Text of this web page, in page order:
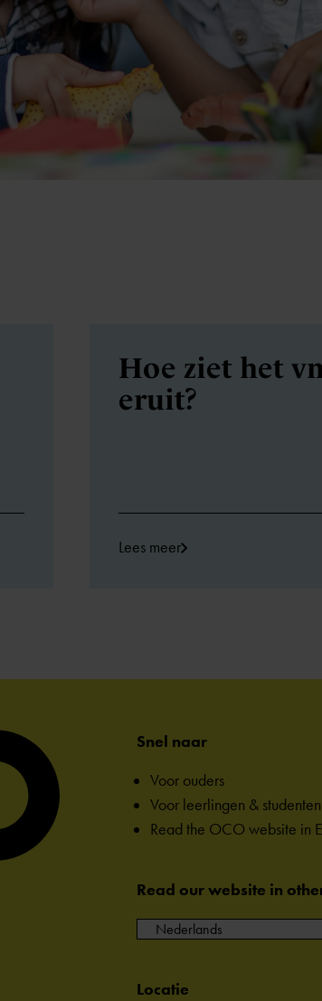
Hoe ziet het
eruit?
Lees meer
Snel naar
Voor ouders
Voor leerlingen & studenten
Read the OCO website in
Read our website in
Locatie